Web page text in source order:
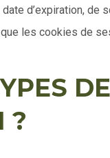
d’expiration,
les cookies de
?